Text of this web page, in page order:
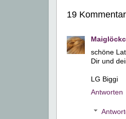
19
schöne
Dir und
LG Biggi
Antworten